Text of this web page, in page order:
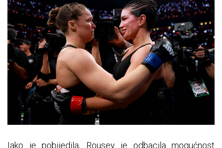
Iako je pobijedila, Rousey je odbacila mogućnost